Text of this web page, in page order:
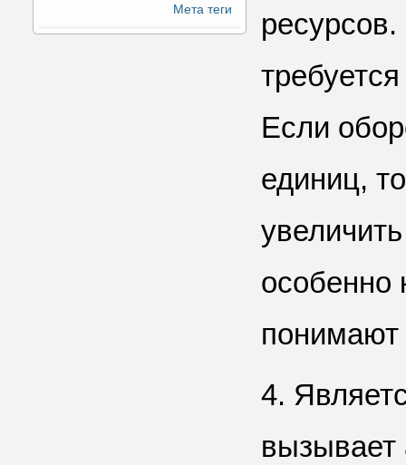
Мета теги
Если
единиц,
особенно
понимают
4.
вызывает